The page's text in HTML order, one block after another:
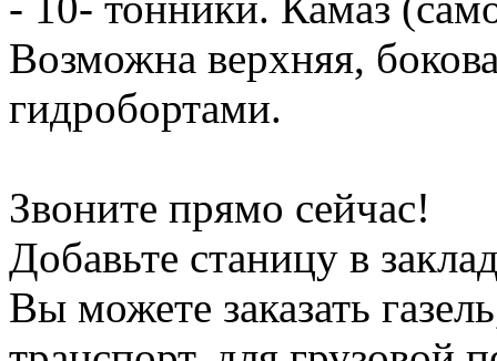
Возможна верхняя,
гидробортами.
Звоните прямо сейчас!
Добавьте станицу в
Вы можете заказать